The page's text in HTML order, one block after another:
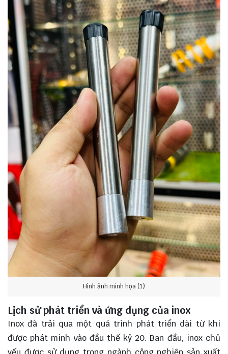
Hình ảnh minh họa (1)
Lịch sử phát triển và ứng dụng của inox
Inox đã trải qua một quá trình phát triển dài từ khi
được phát minh vào đầu thế kỷ 20. Ban đầu, inox chủ